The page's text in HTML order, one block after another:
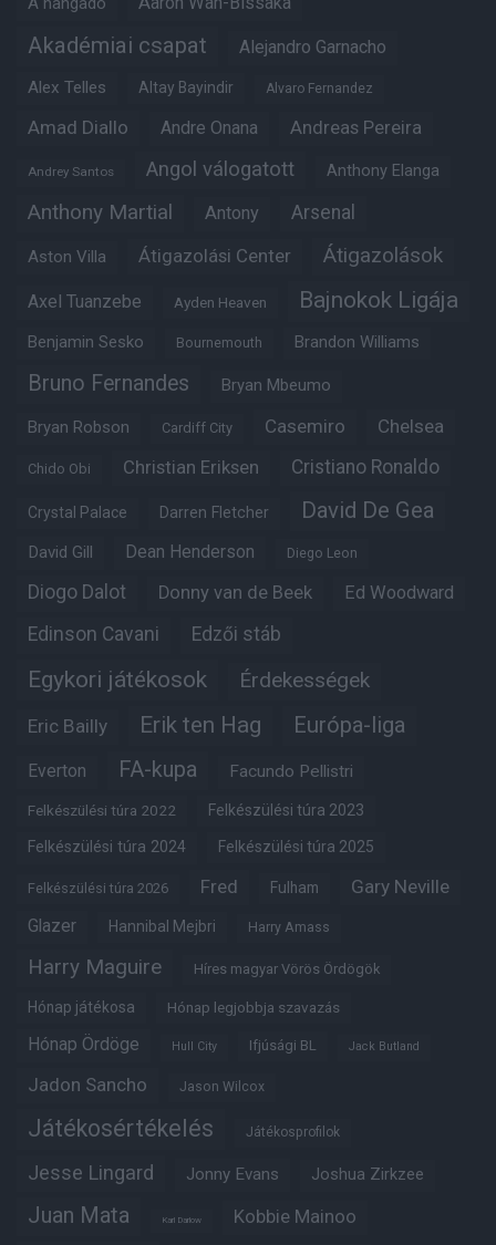
Akadémiai csapat Alejandro Garnacho
Alex Telles Altay Bayindir Alvaro Fernandez
Amad Diallo Andre Onana Andreas Pereira
Andrey Santos Angol válogatott Anthony Elanga
Anthony Martial Antony Arsenal
Aston Villa Átigazolási Center Átigazolások
Axel Tuanzebe Ayden Heaven Bajnokok Ligája
Benjamin Sesko Bournemouth Brandon Williams
Bruno Fernandes Bryan Mbeumo
Bryan Robson Cardiff City Casemiro Chelsea
Chido Obi Christian Eriksen Cristiano Ronaldo
Crystal Palace Darren Fletcher David De Gea
David Gill Dean Henderson Diego Leon
Diogo Dalot Donny van de Beek Ed Woodward
Edinson Cavani Edzői stáb
Egykori játékosok Érdekességek
Eric Bailly Erik ten Hag Európa-liga
Everton FA-kupa Facundo Pellistri
Felkészülési túra 2022 Felkészülési túra 2023
Felkészülési túra 2024 Felkészülési túra 2025
Felkészülési túra 2026 Fred Fulham Gary Neville
Glazer Hannibal Mejbri Harry Amass
Harry Maguire Híres magyar Vörös Ördögök
Hónap játékosa Hónap legjobbja szavazás
Hónap Ördöge Hull City Ifjúsági BL Jack Butland
Jadon Sancho Jason Wilcox
Játékosértékelés Játékosprofilok
Jesse Lingard Jonny Evans Joshua Zirkzee
Juan Mata Karl Darlow Kobbie Mainoo